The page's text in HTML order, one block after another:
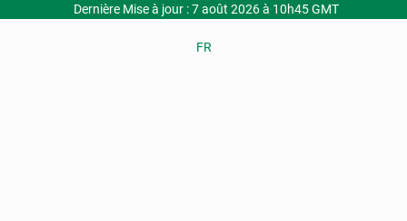
Dernière Mise à jour : 7 août 2026 à 10h45 GMT
FR